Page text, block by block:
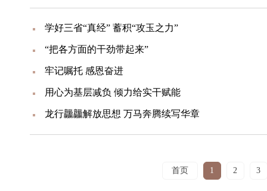
学好三省“真经” 蓄积“攻玉之力”
“把各方面的干劲带起来”
牢记嘱托 感恩奋进
用心为基层减负 倾力给实干赋能
龙行龘龘解放思想 万马奔腾续写华章
首页 1 2 3